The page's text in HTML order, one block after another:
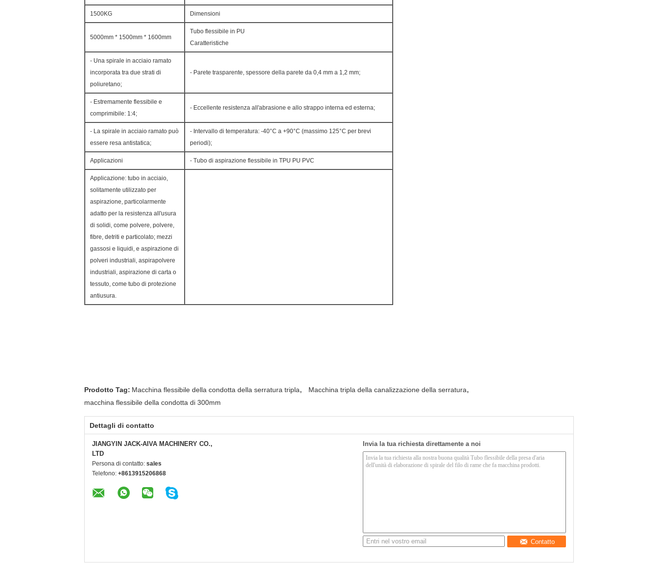
1500KG Dimensioni
5000mm * 1500mm * 1600mm
Tubo flessibile in PU
Caratteristiche
- Una spirale in acciaio ramato
incorporata tra due strati di
poliuretano;
- Parete trasparente, spessore della parete da 0,4 mm a 1,2 mm;
- Estremamente flessibile e
comprimibile: 1:4;
- Eccellente resistenza all'abrasione e allo strappo interna ed esterna;
- La spirale in acciaio ramato può
essere resa antistatica;
- Intervallo di temperatura: -40°C a +90°C (massimo 125°C per brevi
periodi);
Applicazioni - Tubo di aspirazione flessibile in TPU PU PVC
Applicazione: tubo in acciaio,
solitamente utilizzato per
aspirazione, particolarmente
adatto per la resistenza all'usura
di solidi, come polvere, polvere,
fibre, detriti e particolato; mezzi
gassosi e liquidi, e aspirazione di
polveri industriali, aspirapolvere
industriali, aspirazione di carta o
tessuto, come tubo di protezione
antiusura.
Prodotto Tag: Macchina flessibile della condotta della serratura tripla, Macchina tripla della canalizzazione della serratura,
macchina flessibile della condotta di 300mm
Dettagli di contatto
JIANGYIN JACK-AIVA MACHINERY CO.,
LTD
Persona di contatto: sales
Telefono: +8613915206868
Invia la tua richiesta direttamente a noi
Contatto